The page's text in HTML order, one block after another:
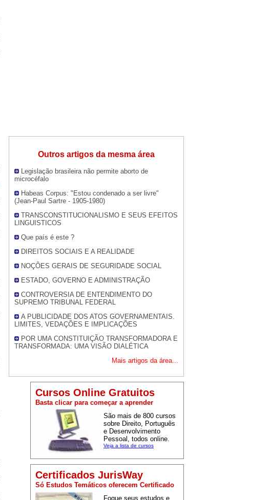
Outros artigos da mesma área
Legislação brasileira não permite aborto de
microcéfalo
Habeas Corpus: "Estou condenado a ser livre"
(Jean-Paul Sartre - 1905-1980)
TRANSCONSTITUCIONALISMO E SEUS EFEITOS
LINGUISTICOS
Que país é este ?
DIREITOS SOCIAIS E A REALIDADE
NOÇÕES GERAIS DE SEGURIDADE SOCIAL
ESTADO, GOVERNO E ADMINISTRAÇÃO
CONTROVERSIA DE ENTENDIMENTO DO
SUPREMO TRIBUNAL FEDERAL
A PUBLICIDADE DOS ATOS GOVERNAMENTAIS.
LIMITES, VEDAÇÕES E IMPLICAÇÕES
POR UMA CONSTITUIÇÃO TRANSFORMADORA E
TRANSFORMADA: UMA VISÃO DIALÉTICA
Mais artigos da área...
Cursos Online Gratuitos
Basta clicar para começar a aprender
São mais de 800 cursos
sobre Direito, Português
e Desenvolvimento
Pessoal, todos online.
Veja a lista de cursos
Certificados JurisWay
Só Estudos Temáticos oferecem Certificado
Foque seus estudos e